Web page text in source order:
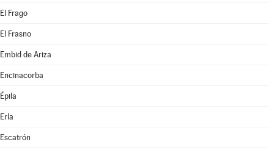
El Frago
El Frasno
Embid de Ariza
Encinacorba
Épila
Erla
Escatrón